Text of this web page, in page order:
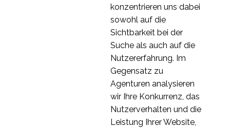
richtigen Online-
0
Auswirkungen des
Smartphone-Designs
Benutzerfreundlichkeit
1
0
Aufgabenbasierte
Forschung: Der Weg in
konzentrieren uns dabei
sowohl auf die
Sichtbarkeit bei der
Suche als auch auf die
Nutzererfahrung. Im
Gegensatz zu
Agenturen analysieren
wir Ihre Konkurrenz, das
Nutzerverhalten und die
Leistung Ihrer Website,